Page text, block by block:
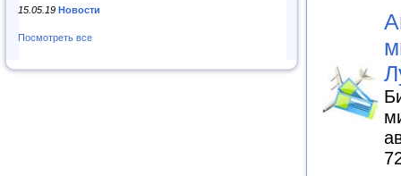
15.05.19 Новости
Посмотреть все